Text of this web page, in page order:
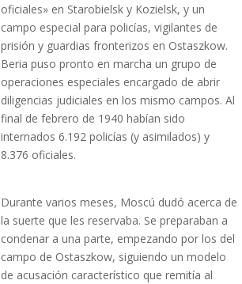
oficiales» en Starobielsk y Kozielsk, y un
campo especial para policías, vigilantes de
prisión y guardias fronterizos en Ostaszkow.
Beria puso pronto en marcha un grupo de
operaciones especiales encargado de abrir
diligencias judiciales en los mismo campos. Al
final de febrero de 1940 habían sido
internados 6.192 policías (y asimilados) y
8.376 oficiales.
Durante varios meses, Moscú dudó acerca de
la suerte que les reservaba. Se preparaban a
condenar a una parte, empezando por los del
campo de Ostaszkow, siguiendo un modelo
de acusación característico que remitía al